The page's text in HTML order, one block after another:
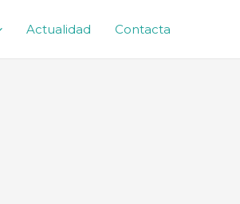
Actualidad Contacta